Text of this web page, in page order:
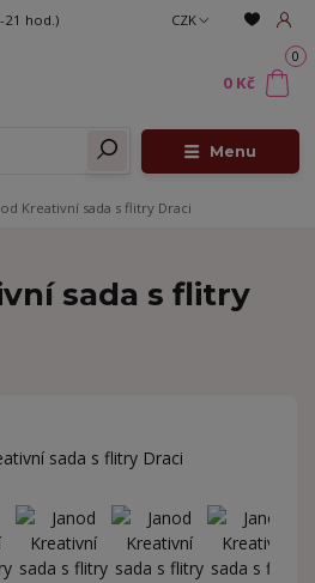
Menu
CZK
21 hod.)
0
0 Kč
Kreativní sada s flitry Draci
sada s flitry